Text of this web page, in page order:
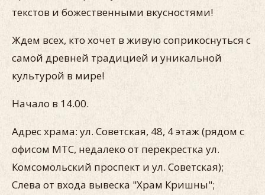
текстов и божественными вкусностями!
Ждем всех, кто хочет в живую соприкоснуться с
самой древней традицией и уникальной
культурой в мире!
Начало в 14.00.
Адрес храма: ул. Советская, 48, 4 этаж (рядом с
офисом МТС, недалеко от перекрестка ул.
Комсомольский проспект и ул. Советская);
Слева от входа вывеска "Храм Кришны";